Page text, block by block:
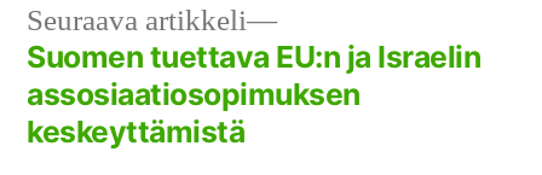
Artikkelien
selaus
Seuraava artikkeli
Seuraava
artikkeli:
Suomen tuettava EU:n ja Israelin
assosiaatiosopimuksen
keskeyttämistä